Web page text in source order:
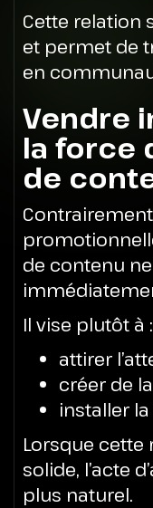
Cette relation
et permet de
en
Vendre
la force
de
de contenu
Il vise plutôt à :
attirer
créer de
installer
Lorsque
solide, l’acte
plus naturel.